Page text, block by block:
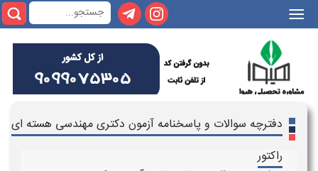
|||
دفترچه سوالات و پاسخنامه آزمون دکتری مهندسی هسته ای
راکتور